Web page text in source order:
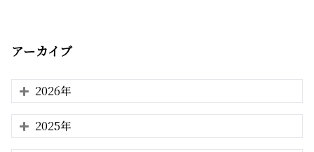
アーカイブ
2026年
2025年